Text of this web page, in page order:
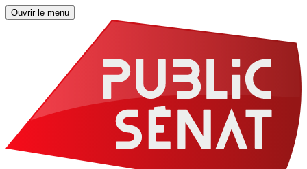
Ouvrir le menu